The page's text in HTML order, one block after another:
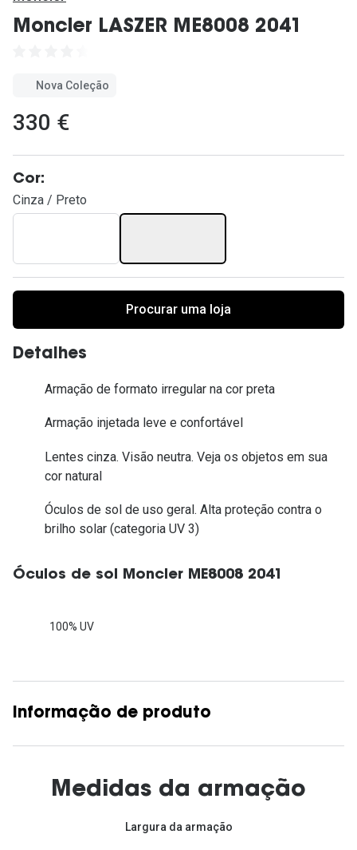
Moncler LASZER ME8008 2041
Nova Coleção
330 €
Cor:
Cinza / Preto
Procurar uma loja
Detalhes
Armação de formato irregular na cor preta
Armação injetada leve e confortável
Lentes cinza. Visão neutra. Veja os objetos em sua
cor natural
Óculos de sol de uso geral. Alta proteção contra o
brilho solar (categoria UV 3)
Óculos de sol Moncler ME8008 2041
100% UV
Informação de produto
Medidas da armação
Largura da armação